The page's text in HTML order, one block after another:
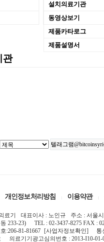
설치의료기관
동영상보기
제품카타로그
제품설명서
관
개인정보처리방침 이용약관
료기 대표이사 : 노인규
주소 : 서울
233-23)
TEL : 02-3437-8275 FAX :
:206-81-81667 [사업자정보확인]
통
의료기기광고심의번호 : 2013-I10-01-